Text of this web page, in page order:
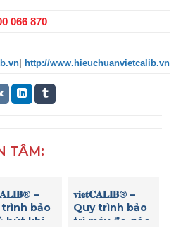
066 870
http://www.hieuchuanvietcalib.vn
TÂM:
–
trình bảo
hút khí
𝐯𝐢𝐞𝐭𝐂𝐀𝐋𝐈𝐁® –
Quy trình bảo
trì máy đo góc